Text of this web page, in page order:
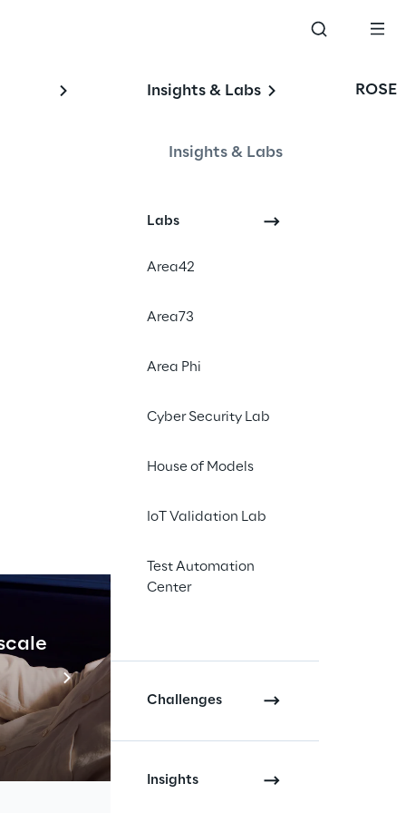
Insights & Labs
Insights & Labs
Labs
Area42
Area73
Area Phi
Cyber Security Lab
House of Models
IoT Validation Lab
Test Automation
Center
Challenges
Insights
ROSE
tramite
sistema energetico più